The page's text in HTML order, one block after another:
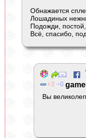
Обнажается
Лошадиных
Подожди, постой,
Всё, спасибо,
3 0
Вы